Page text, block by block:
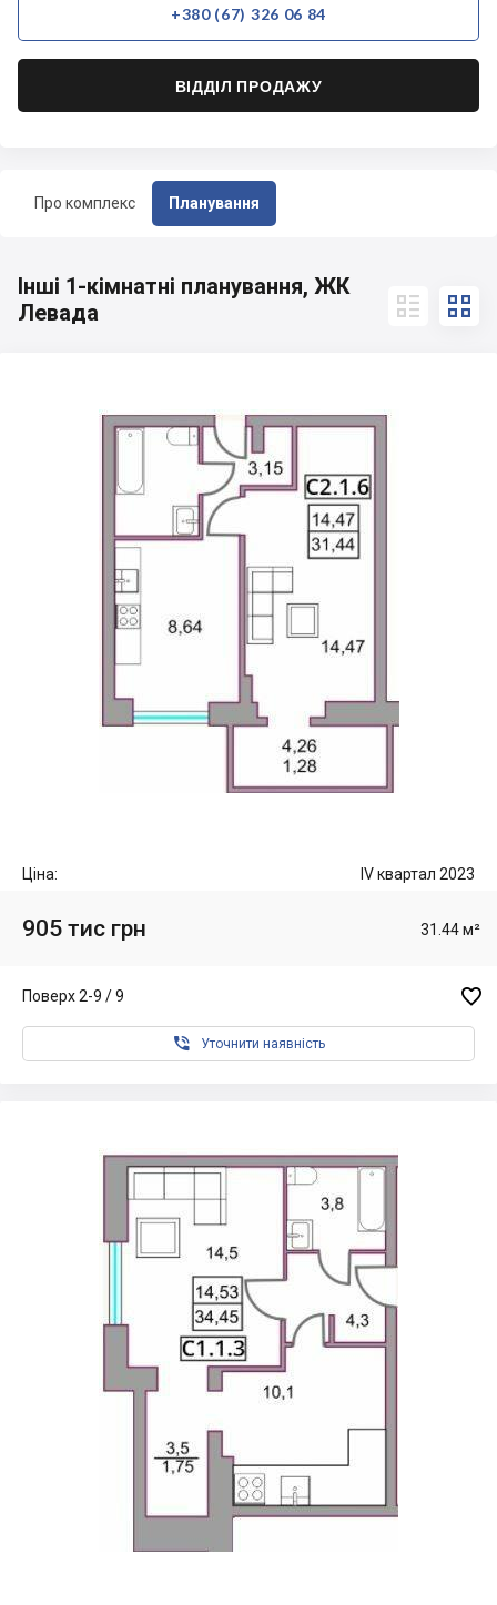
Про комплекс Планування
+380 (67) 326 06 84
ВІДДІЛ ПРОДАЖУ
Інші 1-кімнатні планування, ЖК
Левада
 
Ціна: IV квартал 2023
905 тис грн 31.44 м²
Поверх 2-9 / 9 
 Уточнити наявність